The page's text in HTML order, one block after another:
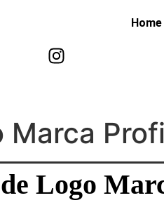
Home
Marca
Logo